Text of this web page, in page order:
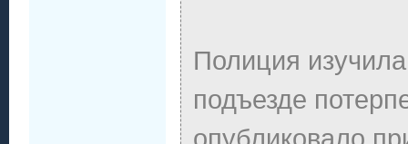
Полиция
подъезде
опубликовало